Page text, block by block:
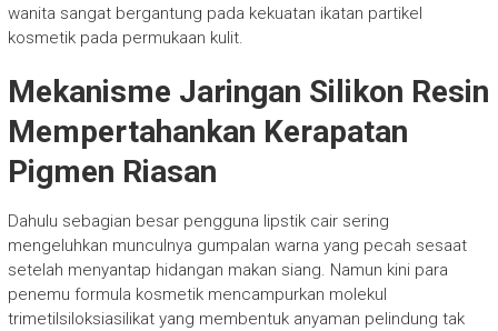
wanita sangat bergantung pada kekuatan ikatan partikel
kosmetik pada permukaan kulit.
Mekanisme Jaringan Silikon Resin
Mempertahankan Kerapatan
Pigmen Riasan
Dahulu sebagian besar pengguna lipstik cair sering
mengeluhkan munculnya gumpalan warna yang pecah sesaat
setelah menyantap hidangan makan siang. Namun kini para
penemu formula kosmetik mencampurkan molekul
trimetilsiloksiasilikat yang membentuk anyaman pelindung tak